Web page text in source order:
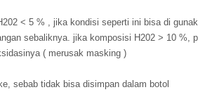
< 5 % , jika kondisi seperti ini bisa di
sebaliknya. jika komposisi H202 > 10 %,
( merusak masking )
sebab tidak bisa disimpan dalam botol